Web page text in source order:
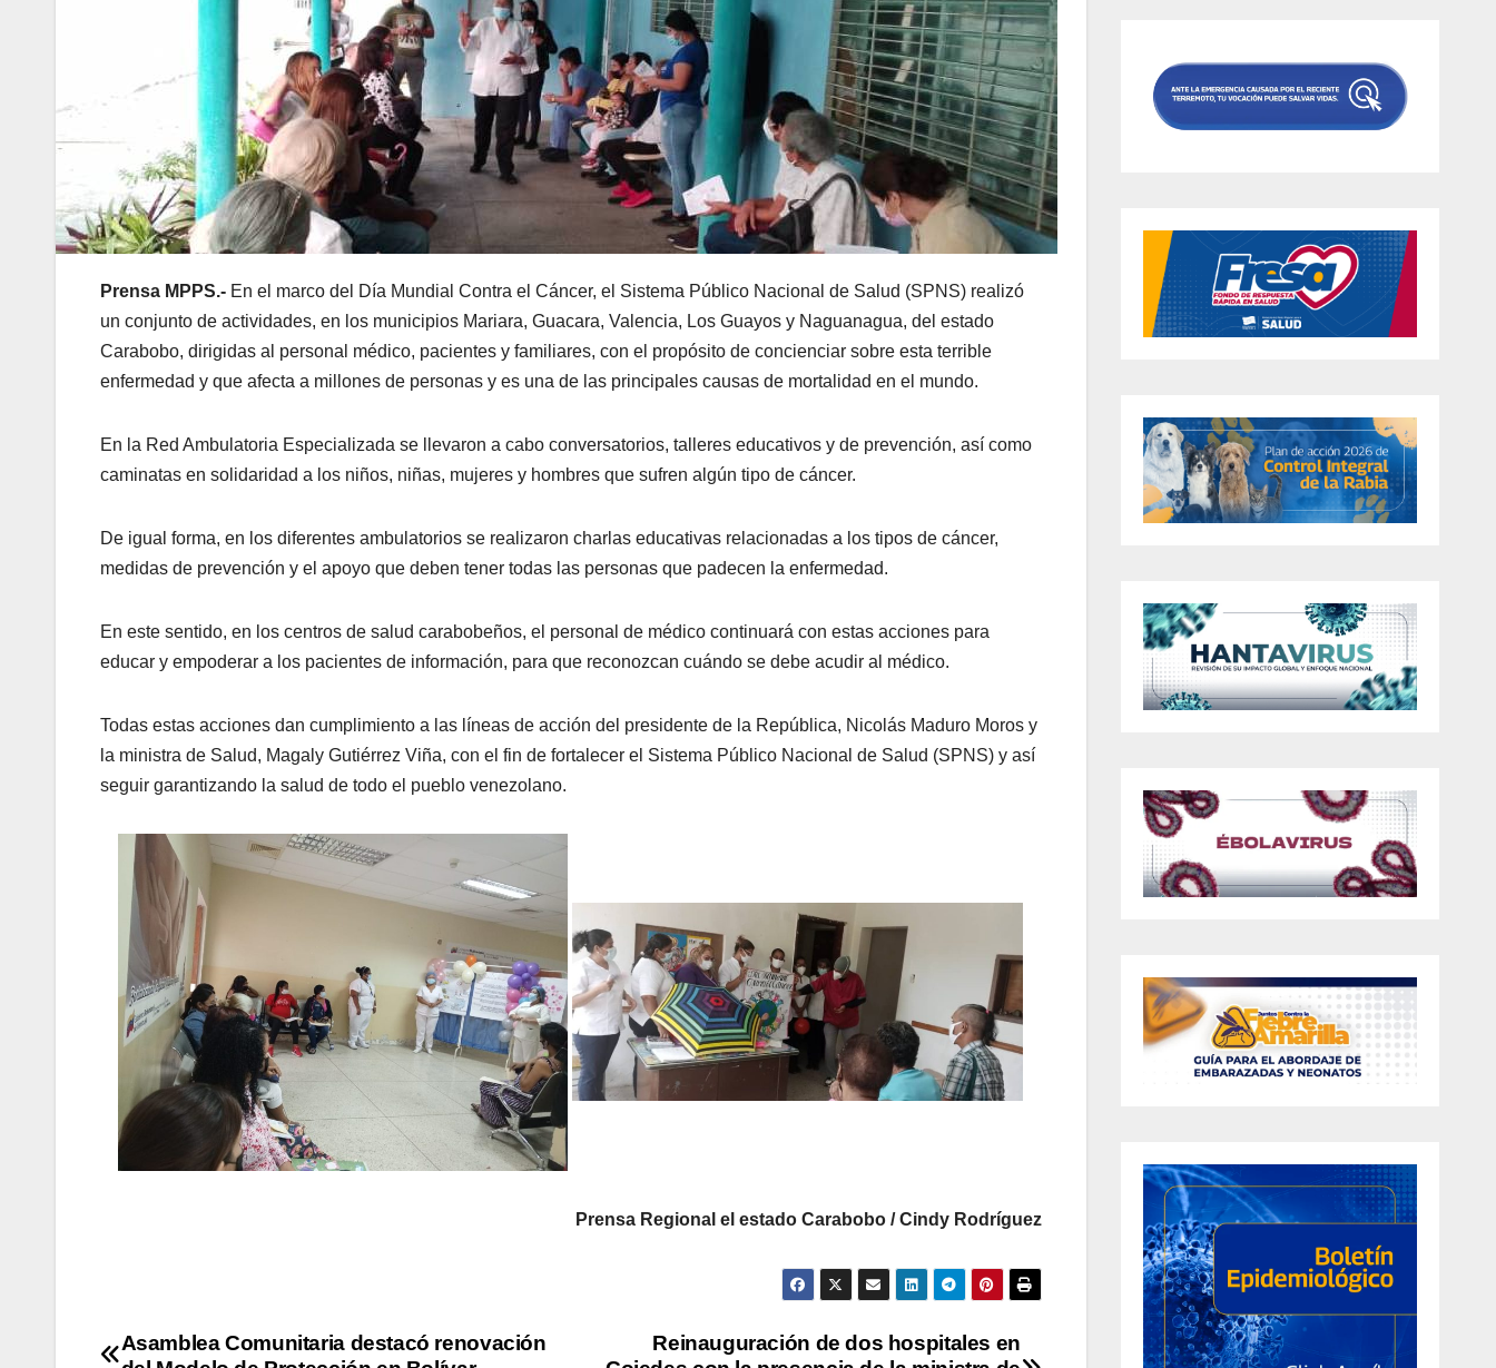
Prensa MPPS.- En el marco del Día Mundial Contra el Cáncer, el Sistema Público Nacional de Salud (SPNS) realizó
un conjunto de actividades, en los municipios Mariara, Guacara, Valencia, Los Guayos y Naguanagua, del estado
Carabobo, dirigidas al personal médico, pacientes y familiares, con el propósito de concienciar sobre esta terrible
enfermedad y que afecta a millones de personas y es una de las principales causas de mortalidad en el mundo.
En la Red Ambulatoria Especializada se llevaron a cabo conversatorios, talleres educativos y de prevención, así como
caminatas en solidaridad a los niños, niñas, mujeres y hombres que sufren algún tipo de cáncer.
De igual forma, en los diferentes ambulatorios se realizaron charlas educativas relacionadas a los tipos de cáncer,
medidas de prevención y el apoyo que deben tener todas las personas que padecen la enfermedad.
En este sentido, en los centros de salud carabobeños, el personal de médico continuará con estas acciones para
educar y empoderar a los pacientes de información, para que reconozcan cuándo se debe acudir al médico.
Todas estas acciones dan cumplimiento a las líneas de acción del presidente de la República, Nicolás Maduro Moros y
la ministra de Salud, Magaly Gutiérrez Viña, con el fin de fortalecer el Sistema Público Nacional de Salud (SPNS) y así
seguir garantizando la salud de todo el pueblo venezolano.
Prensa Regional el estado Carabobo / Cindy Rodríguez
Reinauguración de dos hospitales en
Asamblea Comunitaria destacó renovación